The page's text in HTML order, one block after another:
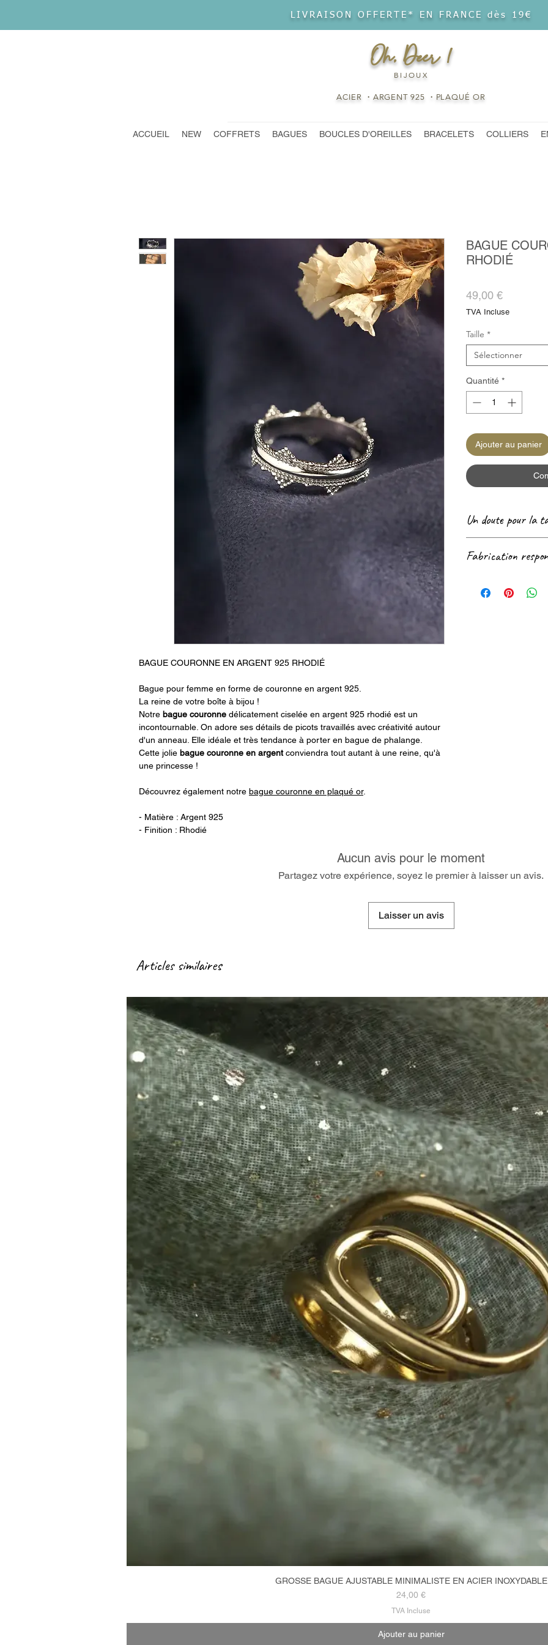
LIVRAISON OFFERTE* EN FRANCE dès 19€
Oh, Deer !
BIJOUX
ACIER ・ARGENT 925 ・PLAQUÉ OR
ACCUEIL NEW COFFRETS BAGUES BOUCLES D'OREILLES BRACELETS COLLIERS
BAGUE COURONNE EN ARGENT 925 RHODIÉ
Bague pour femme en forme de couronne en argent 925.
La reine de votre boîte à bijou !
Notre bague couronne délicatement ciselée en argent 925 rhodié est un
incontournable. On adore ses détails de picots travaillés avec créativité autour
d'un anneau. Elle idéale et très tendance à porter en bague de phalange.
Cette jolie bague couronne en argentconviendra tout autant à une reine, qu'à
une princesse !
Découvrez également notre bague couronne en plaqué or.
- Matière : Argent 925
- Finition : Rhodié
BAGUE
RHODIÉ
49,00 €Prix
TVA Incluse
Taille *
Sélectionner
Quantité *
Ajouter au panier
Un doute pour la
Nous sommes
Fabrication
(engagement
Aucun avis pour le moment
Partagez votre expérience, soyez le premier à laisser un avis.
Laisser un avis
Articles similaires
Aperçu rapide
GROSSE BAGUE AJUSTABLE MINIMALISTE EN ACIER INOXYDABLE
Prix
24,00 €
TVA Incluse
Ajouter au panier